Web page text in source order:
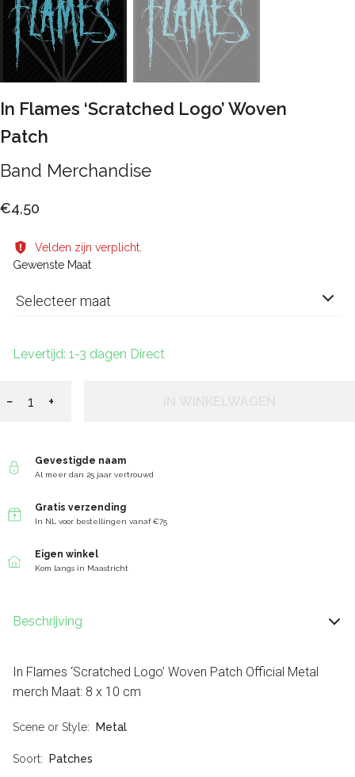
In Flames ‘Scratched Logo’ Woven
Patch
Band Merchandise
€4,50
Velden zijn verplicht.
Gewenste Maat
Selecteer maat
Levertijd: 1-3 dagen Direct
− +
Gevestigde naam
Al meer dan 25 jaar vertrouwd
Gratis verzending
In NL voor bestellingen vanaf €75
Eigen winkel
Kom langs in Maastricht
Beschrijving
In Flames ‘Scratched Logo’ Woven Patch Official Metal
merch Maat: 8 x 10 cm
Scene or Style Metal
Soort Patches